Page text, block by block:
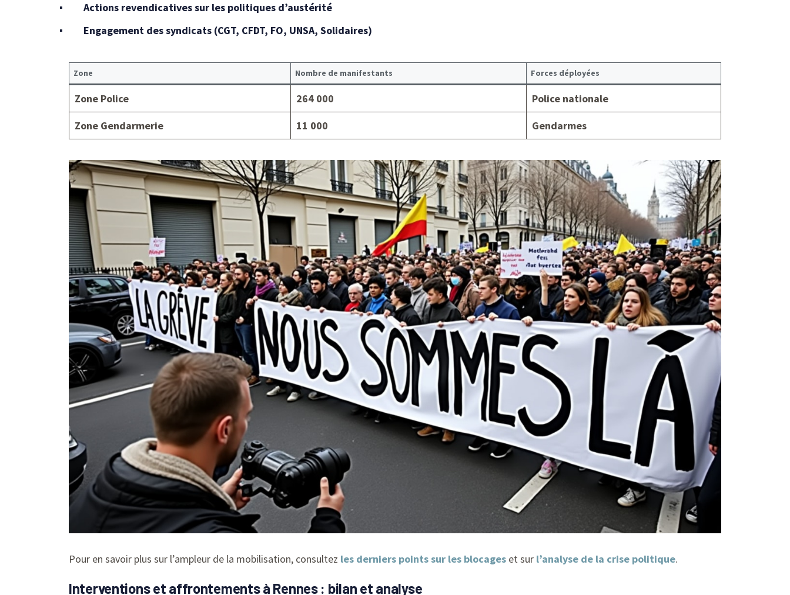
Actions revendicatives sur les politiques d’austérité
Engagement des syndicats (CGT, CFDT, FO, UNSA, Solidaires)
Zone Nombre de manifestants Forces déployées
Zone Police 264 000
Police nationale
Zone Gendarmerie
11 000 Gendarmes
Pour en savoir plus sur l’ampleur de la mobilisation, consultez les derniers points sur les blocages et sur l’analyse de la crise politique.
Interventions et affrontements à Rennes : bilan et analyse